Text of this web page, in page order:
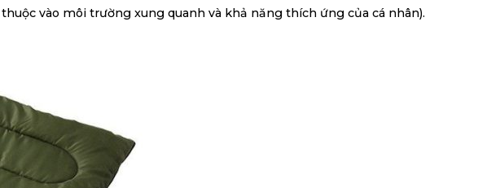
vào môi trường xung quanh và khả năng thích ứng của cá nhân).